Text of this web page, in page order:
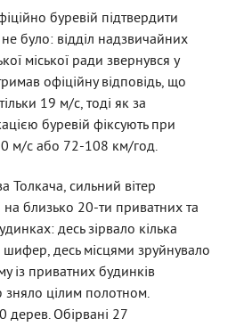
буревій підтвердити
було: відділ надзвичайних
міської ради звернувся у
офіційну відповідь, що
19 м/с, тоді як за
буревій фіксують при
м/с або 72-108 км/год.
Толкача, сильний вітер
на близько 20-ти приватних та
десь зірвало кілька
десь місцями зруйнувало
із приватних будинків
зняло цілим полотном.
дерев. Обірвані 27